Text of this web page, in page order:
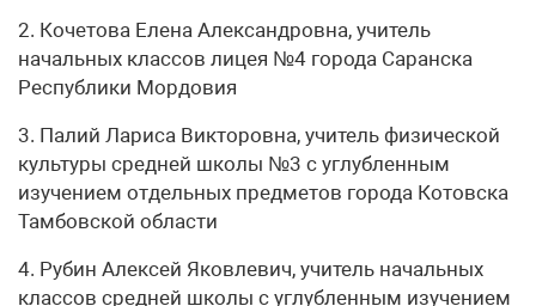
2. Кочетова Елена Александровна, учитель
начальных классов лицея №4 города Саранска
Республики Мордовия
3. Палий Лариса Викторовна, учитель физической
культуры средней школы №3 с углубленным
изучением отдельных предметов города Котовска
Тамбовской области
4. Рубин Алексей Яковлевич, учитель начальных
классов средней школы с углубленным изучением